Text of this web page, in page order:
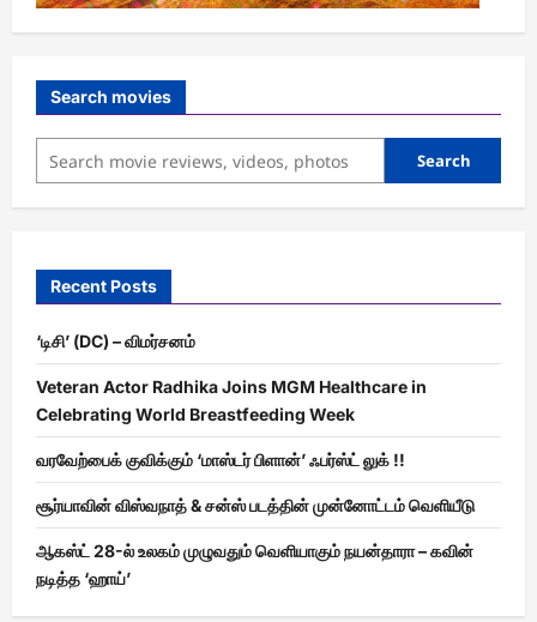
Search movies
Search
Recent Posts
‘டிசி’ (DC) – விமர்சனம்
Veteran Actor Radhika Joins MGM Healthcare in
Celebrating World Breastfeeding Week
வரவேற்பைக் குவிக்கும் ‘மாஸ்டர் பிளான்’ ஃபர்ஸ்ட் லுக் !!
சூர்யாவின் விஸ்வநாத் & சன்ஸ் படத்தின் முன்னோட்டம் வெளியீடு
ஆகஸ்ட் 28-ல் உலகம் முழுவதும் வெளியாகும் நயன்தாரா – கவின்
நடித்த ‘ஹாய்’